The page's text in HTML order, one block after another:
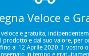
Veloce e
veloce e gratuita,
prodotto e dal suo valore, per
al 12 Aprile 2020. Il vostro
in tempo e